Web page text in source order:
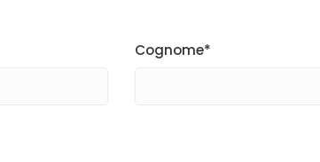
Cognome*